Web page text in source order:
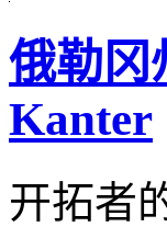
俄勒冈
Kanter
开拓者